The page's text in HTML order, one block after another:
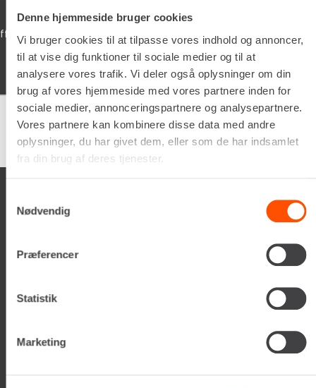
Denne hjemmeside bruger cookies
Vi bruger cookies til at tilpasse vores indhold og annoncer,
til at vise dig funktioner til sociale medier og til at
analysere vores trafik. Vi deler også oplysninger om din
brug af vores hjemmeside med vores partnere inden for
sociale medier, annonceringspartnere og analysepartnere.
Vores partnere kan kombinere disse data med andre
oplysninger, du har givet dem, eller som de har indsamlet
fra din brug af deres tjenester.
Nødvendig
Præferencer
Statistik
Marketing
Schyssta hjälpsamma människor jobbar
iallafall. Man får alltid kaffe te vatten o
man vöntar på sin tur. 5/5
Google samlet bedømmelse er 4.5
af 5,
på basis af150 anmeldelser
Renta A/S
CVR-nummer: 29416796